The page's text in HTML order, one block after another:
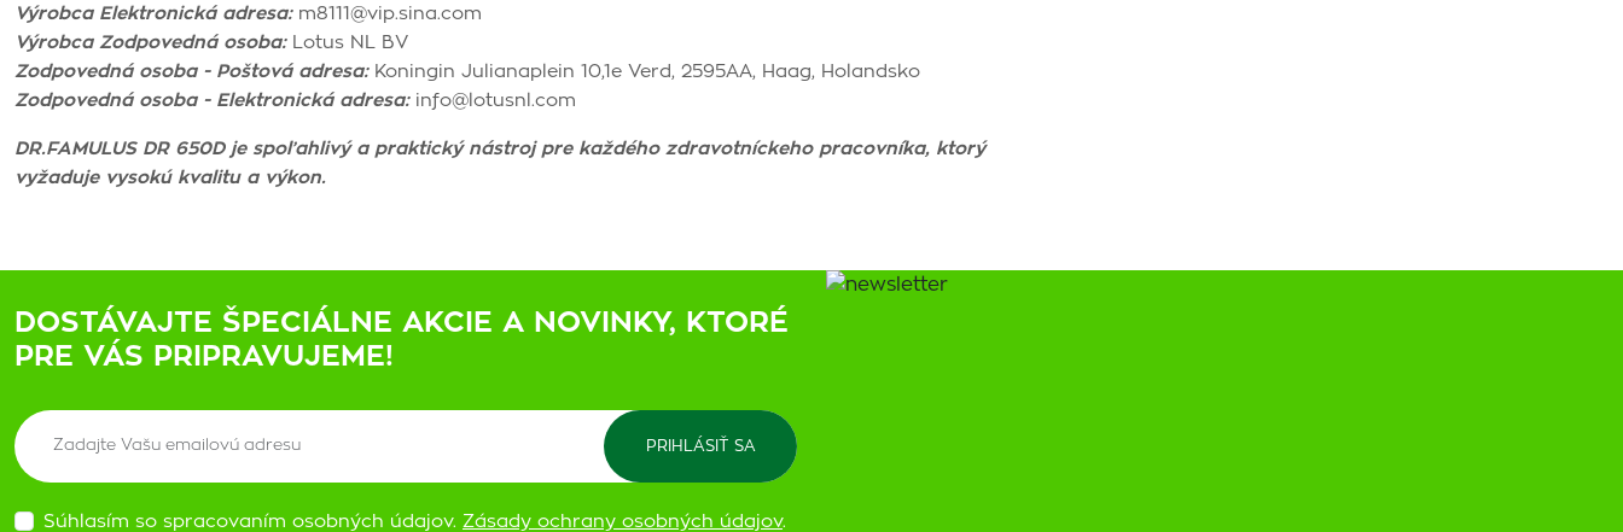
Výrobca Elektronická adresa:m8111@vip.sina.com
Výrobca Zodpovedná osoba:Lotus NL BV
Zodpovedná osoba - Poštová adresa:Koningin Julianaplein 10,1e Verd, 2595AA, Haag, Holandsko
Zodpovedná osoba - Elektronická adresa:info@lotusnl.com
DR.FAMULUS DR 650D je spoľahlivý a praktický nástroj pre každého zdravotníckeho pracovníka, ktorý
vyžaduje vysokú kvalitu a výkon.
DOSTÁVAJTE ŠPECIÁLNE AKCIE A NOVINKY, KTORÉ
PRE VÁS PRIPRAVUJEME!
Súhlasím so spracovaním osobných údajov. Zásady ochrany osobných údajov.